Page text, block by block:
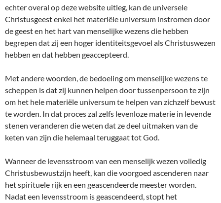
echter overal op deze website uitleg, kan de universele
Christusgeest enkel het materiële universum instromen door
de geest en het hart van menselijke wezens die hebben
begrepen dat zij een hoger identiteitsgevoel als Christuswezen
hebben en dat hebben geaccepteerd.
Met andere woorden, de bedoeling om menselijke wezens te
scheppen is dat zij kunnen helpen door tussenpersoon te zijn
om het hele materiële universum te helpen van zichzelf bewust
te worden. In dat proces zal zelfs levenloze materie in levende
stenen veranderen die weten dat ze deel uitmaken van de
keten van zijn die helemaal teruggaat tot God.
Wanneer de levensstroom van een menselijk wezen volledig
Christusbewustzijn heeft, kan die voorgoed ascenderen naar
het spirituele rijk en een geascendeerde meester worden.
Nadat een levensstroom is geascendeerd, stopt het